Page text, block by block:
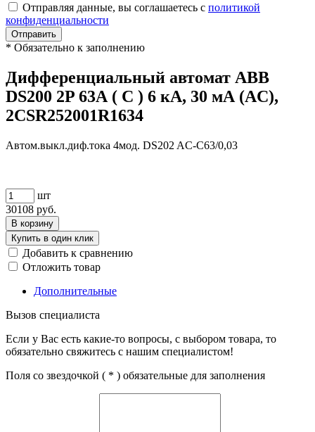
Отправляя данные, вы соглашаетесь с политикой
конфиденциальности
Отправить
* Обязательно к заполнению
Дифференциальный автомат ABB
DS200 2P 63А ( C ) 6 кА, 30 мА (AC),
2CSR252001R1634
Автом.выкл.диф.тока 4мод. DS202 AC-C63/0,03
шт
30108 руб.
В корзину
Купить в один клик
Добавить к сравнению
Отложить товар
Дополнительные
Вызов специалиста
Если у Вас есть какие-то вопросы, с выбором товара, то
обязательно свяжитесь с нашим специалистом!
Поля со звездочкой ( * ) обязательные для заполнения